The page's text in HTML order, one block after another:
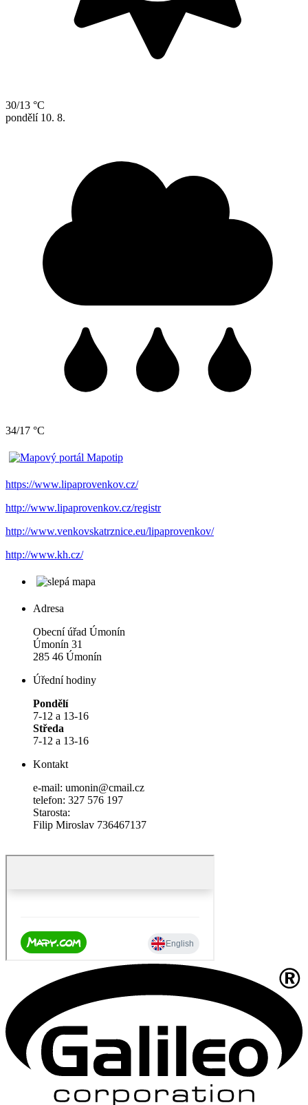
30/13 °C
pondělí 10. 8.
34/17 °C
https://www.lipaprovenkov.cz/
http://www.lipaprovenkov.cz/registr
http://www.venkovskatrznice.eu/lipaprovenkov/
http://www.kh.cz/
Adresa
Obecní úřad Úmonín
Úmonín 31
285 46 Úmonín
Úřední hodiny
Pondělí
7-12 a 13-16
Středa
7-12 a 13-16
Kontakt
e-mail: umonin@cmail.cz
telefon: 327 576 197
Starosta:
Filip Miroslav 736467137